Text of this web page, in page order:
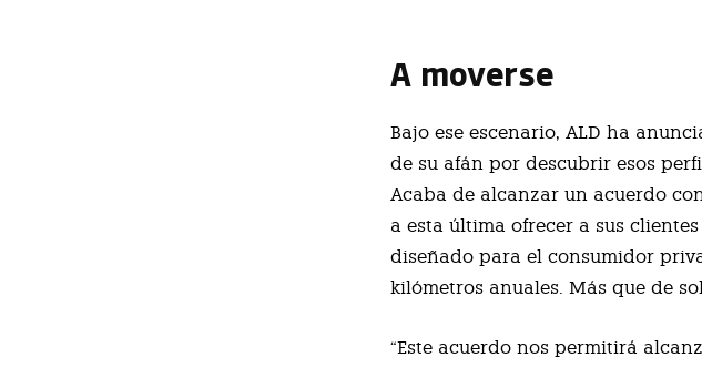
A moverse
Bajo ese escenario, ALD ha
de su afán por descubrir esos
Acaba de alcanzar un acuerdo
a esta última ofrecer a sus
diseñado para el consumidor
kilómetros anuales. Más que de
“Este acuerdo nos permitirá